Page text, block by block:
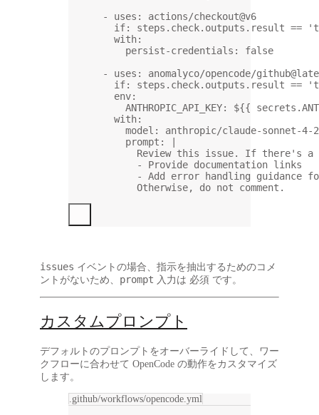
- uses : actions/checkout@v6
if: steps.check.outputs.result ==
with:
persist-credentials : false
- uses : anomalyco/opencode/
if: steps.check.outputs.result ==
env:
ANTHROPIC_API_KEY: ${{
with:
model : anthropic/claude-sonnet-4-
prompt :
Review this issue. If there's
- Provide documentation links
- Add error handling guidance
Otherwise, do not comment.
issues イベントの場合、指示を抽出するためのコメ
ントがないため、 prompt 入力は 必須 です。
カスタムプロンプト
デフォルトのプロンプトをオーバーライドして、ワー
クフローに合わせて OpenCode の動作をカスタマイズ
します。
.github/workflows/opencode.yml